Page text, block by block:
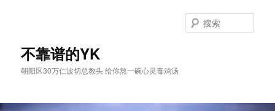
不靠谱的YK
朝阳区30万仁波切总教头 给你熬一碗心灵毒鸡汤
索